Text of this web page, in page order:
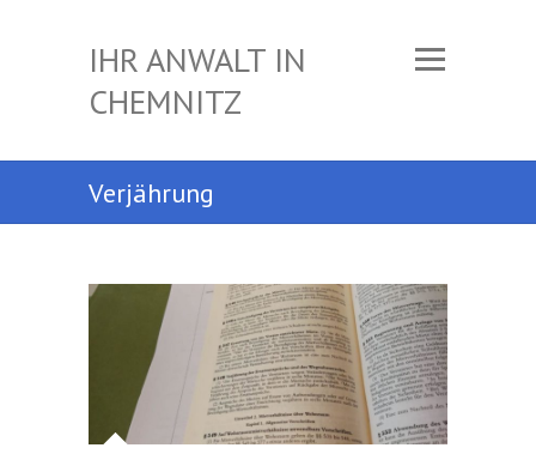
IHR ANWALT IN
CHEMNITZ
Verjährung